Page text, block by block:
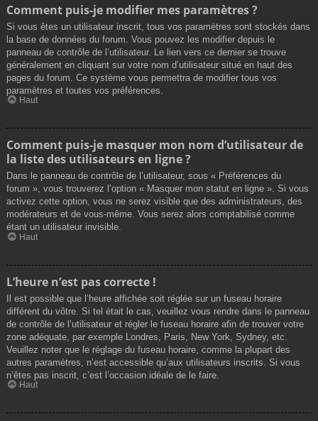
Comment puis-je modifier mes paramètres ?
Si vous êtes un utilisateur inscrit, tous vos paramètres sont stockés dans
la base de données du forum. Vous pouvez les modifier depuis le
panneau de contrôle de l’utilisateur. Le lien vers ce dernier se trouve
généralement en cliquant sur votre nom d’utilisateur situé en haut des
pages du forum. Ce système vous permettra de modifier tous vos
paramètres et toutes vos préférences.
Haut
Comment puis-je masquer mon nom d’utilisateur de
la liste des utilisateurs en ligne ?
Dans le panneau de contrôle de l’utilisateur, sous « Préférences du
forum », vous trouverez l’option « Masquer mon statut en ligne ». Si vous
activez cette option, vous ne serez visible que des administrateurs, des
modérateurs et de vous-même. Vous serez alors comptabilisé comme
étant un utilisateur invisible.
Haut
L’heure n’est pas correcte !
Il est possible que l’heure affichée soit réglée sur un fuseau horaire
différent du vôtre. Si tel était le cas, veuillez vous rendre dans le panneau
de contrôle de l’utilisateur et régler le fuseau horaire afin de trouver votre
zone adéquate, par exemple Londres, Paris, New York, Sydney, etc.
Veuillez noter que le réglage du fuseau horaire, comme la plupart des
autres paramètres, n’est accessible qu’aux utilisateurs inscrits. Si vous
n’êtes pas inscrit, c’est l’occasion idéale de le faire.
Haut